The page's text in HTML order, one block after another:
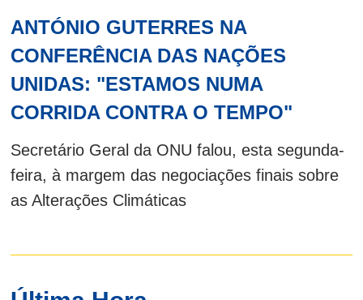
ANTÓNIO GUTERRES NA
CONFERÊNCIA DAS NAÇÕES
UNIDAS: "ESTAMOS NUMA
CORRIDA CONTRA O TEMPO"
Secretário Geral da ONU falou, esta segunda-
feira, à margem das negociações finais sobre
as Alterações Climáticas